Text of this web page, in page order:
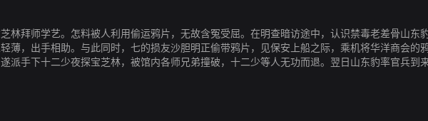
林拜师学艺。怎料被人利用偷运鸦片，无故含冤受屈。在明查暗访途中，认识禁毒老差骨山
轻薄，出手相助。与此同时，七的损友沙胆明正偷带鸦片，见保安上船之际，乘机将华洋商会
派手下十二少夜探宝芝林，被馆内各师兄弟撞破，十二少等人无功而退。翌日山东豹率官兵